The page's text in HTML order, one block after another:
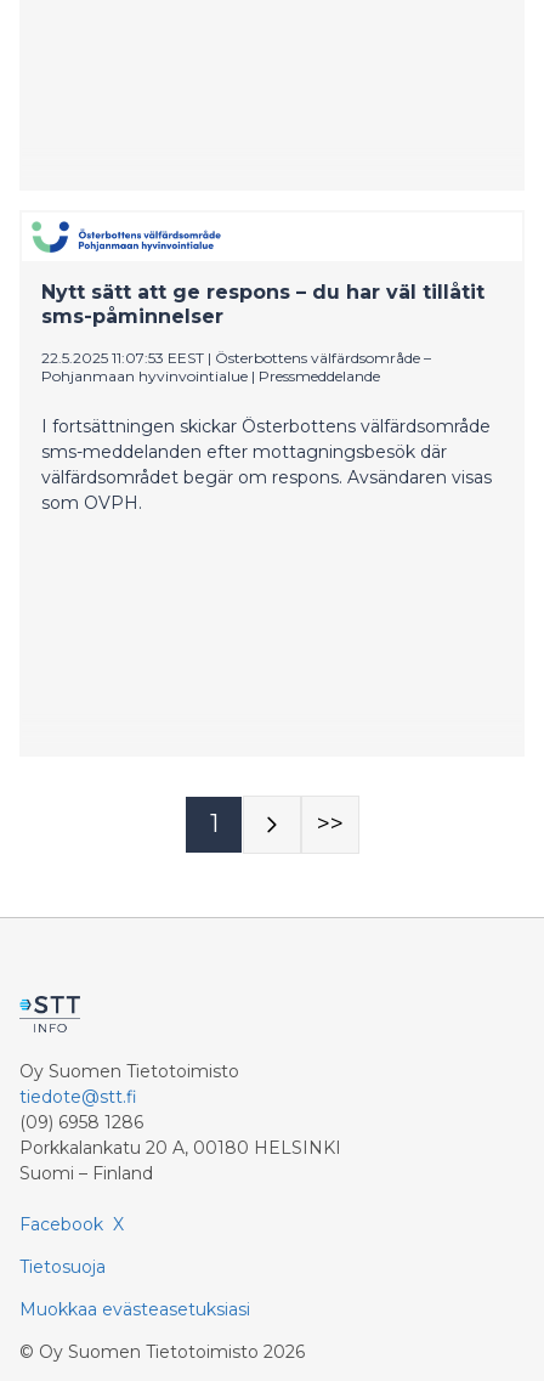
Nytt sätt att ge respons – du har väl tillåtit
sms-påminnelser
22.5.2025 11:07:53 EEST | Österbottens välfärdsområde –
Pohjanmaan hyvinvointialue | Pressmeddelande
I fortsättningen skickar Österbottens välfärdsområde
sms-meddelanden efter mottagningsbesök där
välfärdsområdet begär om respons. Avsändaren visas
som OVPH.
1 >>
Oy Suomen Tietotoimisto
tiedote@stt.fi
(09) 6958 1286
Porkkalankatu 20 A, 00180 HELSINKI
Suomi – Finland
Facebook X
Tietosuoja
Muokkaa evästeasetuksiasi
© Oy Suomen Tietotoimisto 2026